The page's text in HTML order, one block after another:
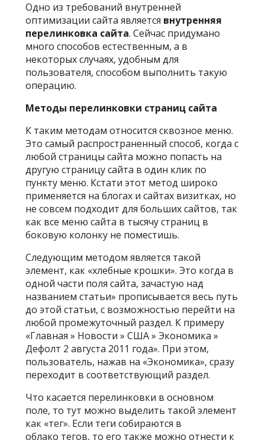
Одно из требований внутренней
оптимизации сайта является внутренняя
перелинковка сайта. Сейчас придумано
много способов естественным, а в
некоторых случаях, удобным для
пользователя, способом выполнить такую
операцию.
Методы перелинковки страниц сайта
К таким методам относится сквозное меню.
Это самый распространенный способ, когда с
любой страницы сайта можно попасть на
другую страницу сайта в один клик по
пункту меню. Кстати этот метод широко
применяется на блогах и сайтах визитках, но
не совсем подходит для больших сайтов, так
как все меню сайта в тысячу страниц в
боковую колонку не поместишь.
Следующим методом является такой
элемент, как «хлебные крошки». Это когда в
одной части поля сайта, зачастую над
названием статьи» прописывается весь путь
до этой статьи, с возможностью перейти на
любой промежуточный раздел. К примеру
«Главная » Новости » США » Экономика »
Дефолт 2 августа 2011 года». При этом,
пользователь, нажав на «Экономика», сразу
переходит в соответствующий раздел.
Что касается перелинковки в основном
поле, то тут можно выделить такой элемент
как «тег». Если теги собираются в
облако тегов, то его также можно отнести к